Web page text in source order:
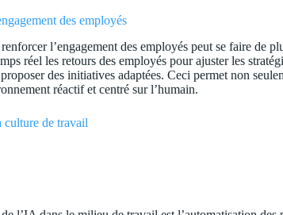
des employés
l’engagement des employés peut se faire de
réel les retours des employés pour ajuster les
des initiatives adaptées. Ceci permet non
réactif et centré sur l’humain.
culture de travail